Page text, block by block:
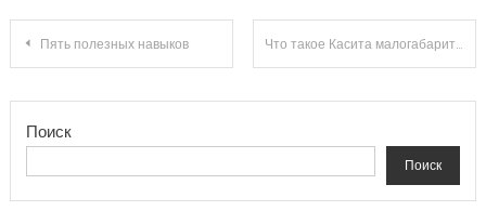
Навигация по записям
Пять полезных навыков Что такое Касита малогабаритное жилье будущего
Поиск
Поиск